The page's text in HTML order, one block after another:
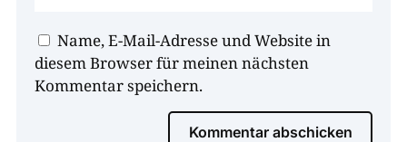
Name, E-Mail-Adresse und Website in
diesem Browser für meinen nächsten
Kommentar speichern.
Kommentar abschicken